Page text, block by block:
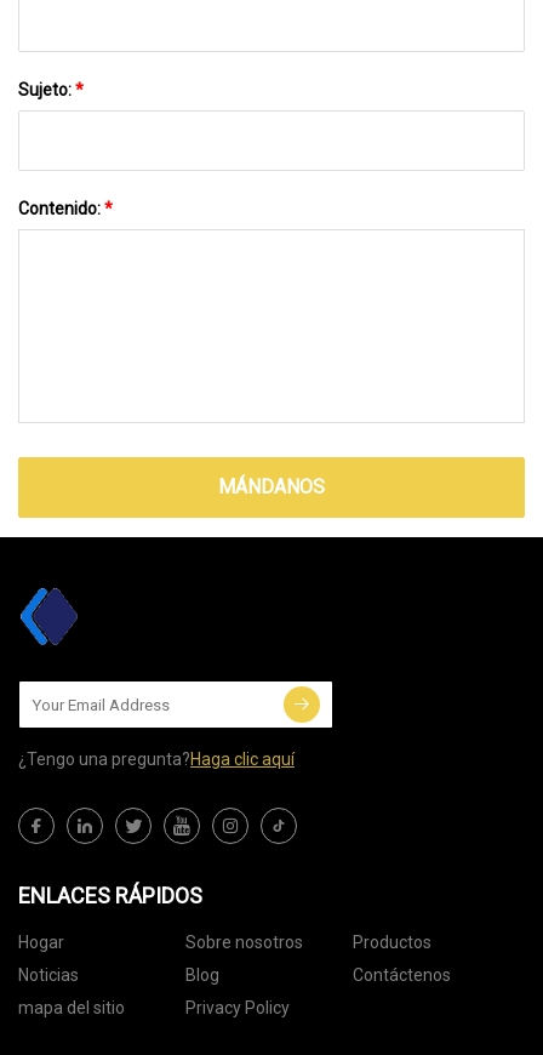
Sujeto:*
Contenido:*
MÁNDANOS
¿Tengo una pregunta?Haga clic aquí
ENLACES RÁPIDOS
Hogar Sobre nosotros
Productos
Noticias
Blog
Contáctenos
mapa del sitio
Privacy Policy